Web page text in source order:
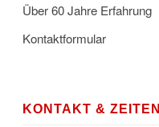
Über 60 Jahre Erfahrung
Kontaktformular
KONTAKT & ZEITEN